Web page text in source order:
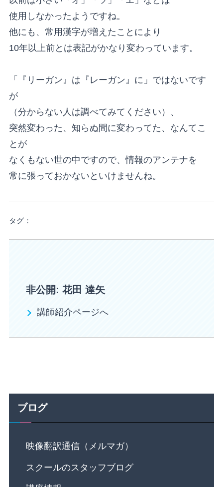
使用しなかったようですね。
他にも、常用漢字が増えたことにより
10年以上前とは表記がかなり変わっています。
「『リーガン』は『レーガン』に」ではないです
が
（分からない人は調べてみてください）、
突然変わった、知らぬ間に変わってた、なんてこ
とが
なくもない世の中ですので、情報のアンテナを
常に張っておかないといけませんね。
タグ：
非公開: 花田 達矢
講師紹介ページへ
ブログ
映像翻訳通信（メルマガ）
スクールのスタッフブログ